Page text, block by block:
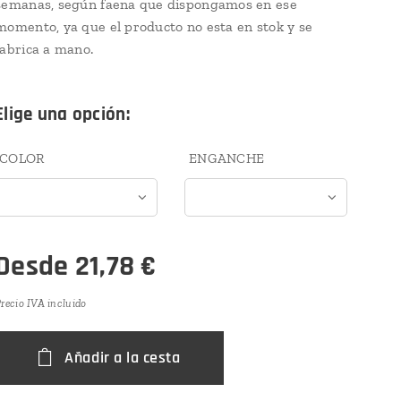
según faena que dispongamos en ese
ya que el producto no esta en stok y se
a mano.
una opción:
COLOR ENGANCHE
21,78€
IVA incluido
Añadir a la cesta